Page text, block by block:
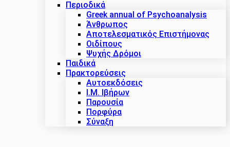
Περιοδικά
Greek annual of Psychoanalysis
Άνθρωπος
Αποτελεσματικός Επιστήμονας
Οιδίπους
Ψυχής Δρόμοι
Παιδικά
Πρακτoρεύσεις
Αυτοεκδόσεις
Ι.Μ. Ιβήρων
Παρουσία
Πορφύρα
Σύναξη